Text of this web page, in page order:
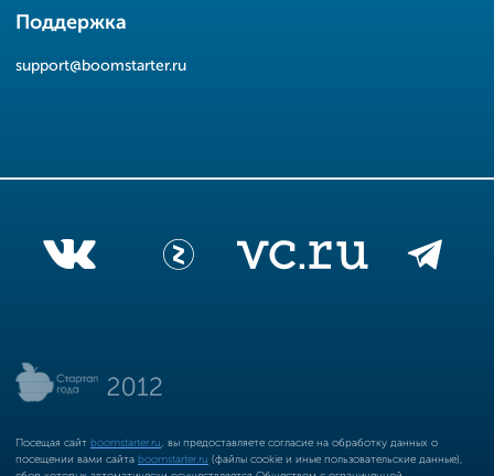
Поддержка
support@boomstarter.ru
Посещая сайт boomstarter.ru , вы предоставляете согласие на обработку данных о
посещении вами сайта boomstarter.ru (файлы cookie и иные пользовательские данные),